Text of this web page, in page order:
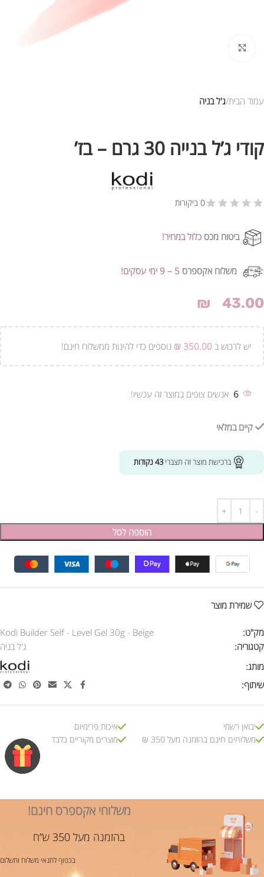
לחץ להגדלת התמונה
עמוד הבית ג'ל בניה
קודי ג’ל בנייה 30 גרם – בז’
0 ביקורות
ביטוח מכס כלול במחיר!
משלוח אקספרס 5 – 9 ימי עסקים!
₪ 43.00
יש לרכוש ב ₪ 350.00 נוספים כדי להינות ממשלוח חינם!
6 אנשים צופים במוצר זה עכשיו!
קיים במלאי
ברכישת מוצר זה תצברי 43 נקודות
הוספה לסל
שמירת מוצר
מק"ט:
Kodi Builder Self - Level Gel 30g - Beige
קטגוריה:
ג'ל בניה
מותג:
שיתוף:
יבואן רשמי
משלוחים חינם בהזמנה מעל 350 ₪
איכות פרימיום
מוצרים מקוריים בלבד
משלוחי אקספרס חינם!
בהזמנה מעל 350 ש”ח
בכפוף לתנאי משלוח ותשלום